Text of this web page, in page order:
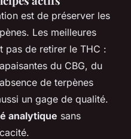
est de préserver les
Les meilleures
pas de retirer le THC :
du CBG, du
de terpènes
un gage de qualité.
analytique sans